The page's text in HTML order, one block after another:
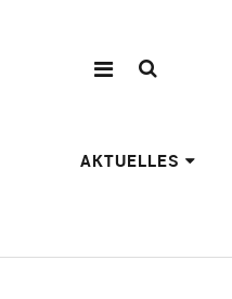
AKTUELLES